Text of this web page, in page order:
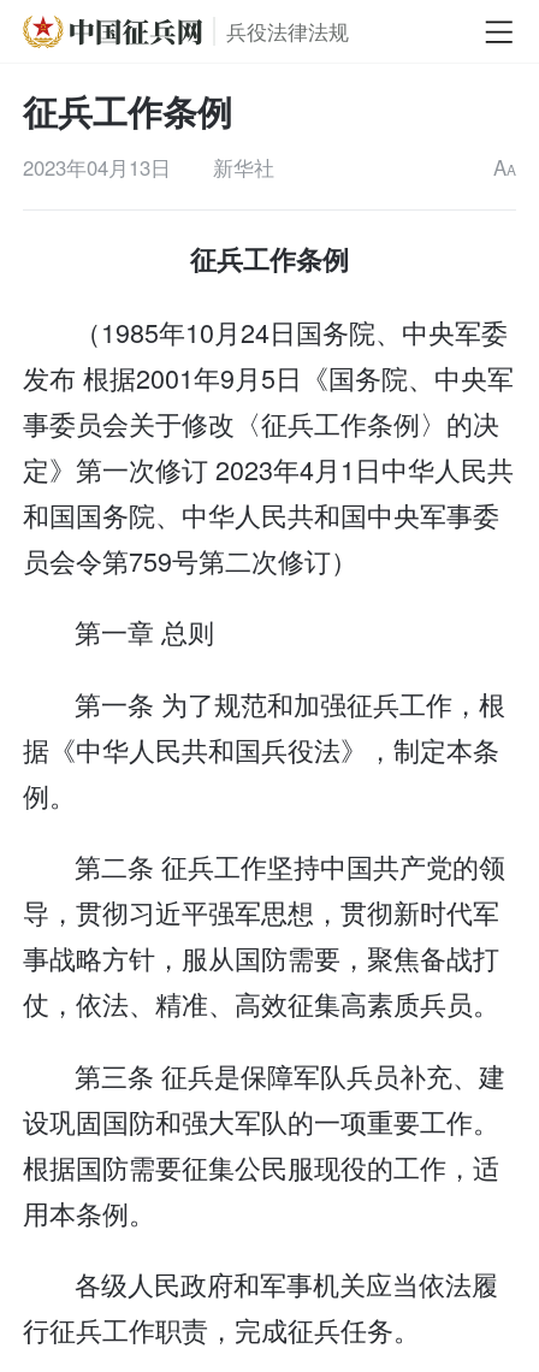
兵役法律法规
征兵工作条例
2023年04月13日 新华社 AA
征兵工作条例
（1985年10月24日国务院、中央军委
发布 根据2001年9月5日《国务院、中央军
事委员会关于修改〈征兵工作条例〉的决
定》第一次修订 2023年4月1日中华人民共
和国国务院、中华人民共和国中央军事委
员会令第759号第二次修订）
第一章 总则
第一条 为了规范和加强征兵工作，根
据《中华人民共和国兵役法》，制定本条
例。
第二条 征兵工作坚持中国共产党的领
导，贯彻习近平强军思想，贯彻新时代军
事战略方针，服从国防需要，聚焦备战打
仗，依法、精准、高效征集高素质兵员。
第三条 征兵是保障军队兵员补充、建
设巩固国防和强大军队的一项重要工作。
根据国防需要征集公民服现役的工作，适
用本条例。
各级人民政府和军事机关应当依法履
行征兵工作职责，完成征兵任务。